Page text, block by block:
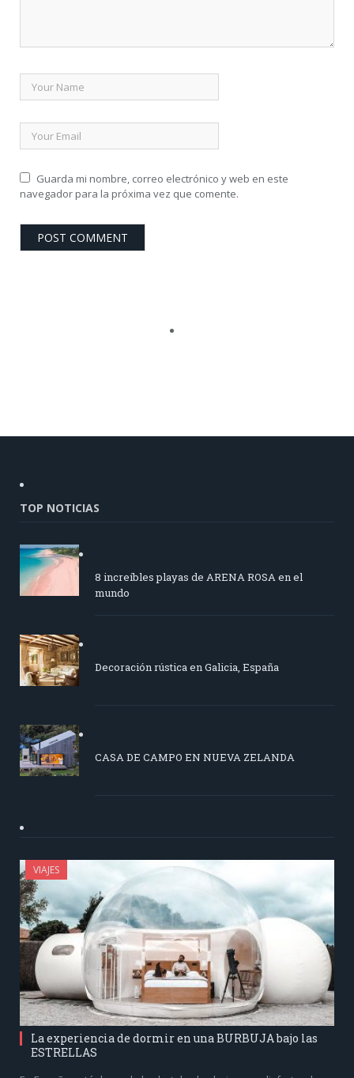
Guarda mi nombre, correo electrónico y web en este
navegador para la próxima vez que comente.
TOP NOTICIAS
8 increíbles playas de ARENA ROSA en el
mundo
Decoración rústica en Galicia, España
CASA DE CAMPO EN NUEVA ZELANDA
VIAJES
La experiencia de dormir en una BURBUJA bajo las
ESTRELLAS